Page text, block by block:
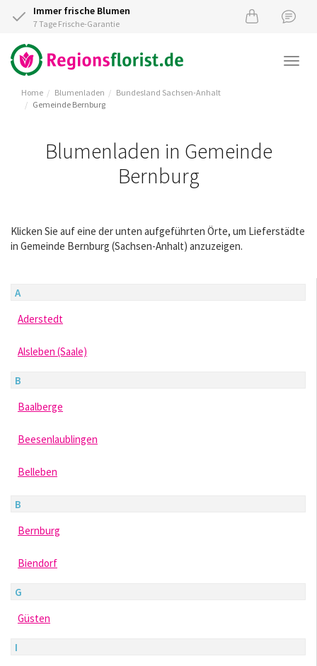
Immer frische Blumen
7 Tage Frische-Garantie
Home Blumenladen
Bundesland Sachsen-Anhalt
Gemeinde Bernburg
Blumenladen in Gemeinde
Bernburg
Klicken Sie auf eine der unten aufgeführten Örte, um Lieferstädte
in Gemeinde Bernburg (Sachsen-Anhalt) anzuzeigen.
A
Aderstedt
Alsleben (Saale)
B
Baalberge
Beesenlaublingen
Belleben
B
Bernburg
Biendorf
G
Güsten
I